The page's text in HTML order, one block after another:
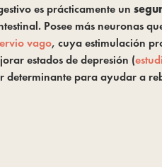
es prácticamente un
Posee más neuronas
vago, cuya estimulación
estados de depresión (
para ayudar a